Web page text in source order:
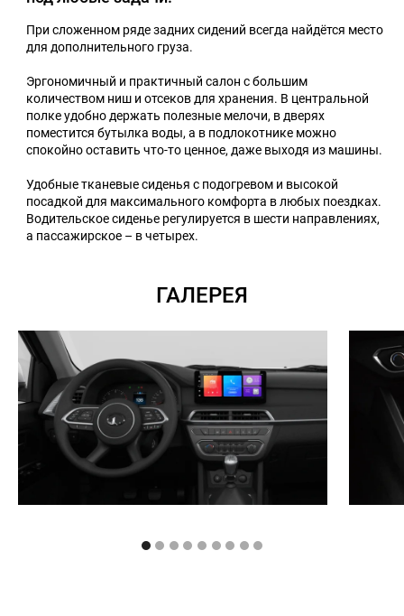
При сложенном ряде задних сидений всегда найдётся место
для дополнительного груза.
Эргономичный и практичный салон с большим
количеством ниш и отсеков для хранения. В центральной
полке удобно держать полезные мелочи, в дверях
поместится бутылка воды, а в подлокотнике можно
спокойно оставить что-то ценное, даже выходя из машины.
Удобные тканевые сиденья с подогревом и высокой
посадкой для максимального комфорта в любых поездках.
Водительское сиденье регулируется в шести направлениях,
а пассажирское – в четырех.
ГАЛЕРЕЯ